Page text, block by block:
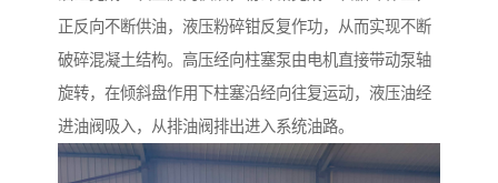
正反向不断供油，液压粉碎钳反复作功，从而实现不断
破碎混凝土结构。高压经向柱塞泵由电机直接带动泵轴
旋转，在倾斜盘作用下柱塞沿经向往复运动，液压油经
进油阀吸入，从排油阀排出进入系统油路。